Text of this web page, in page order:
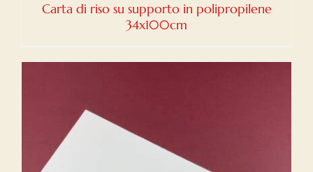
Carta di riso su supporto in polipropilene
34x100cm